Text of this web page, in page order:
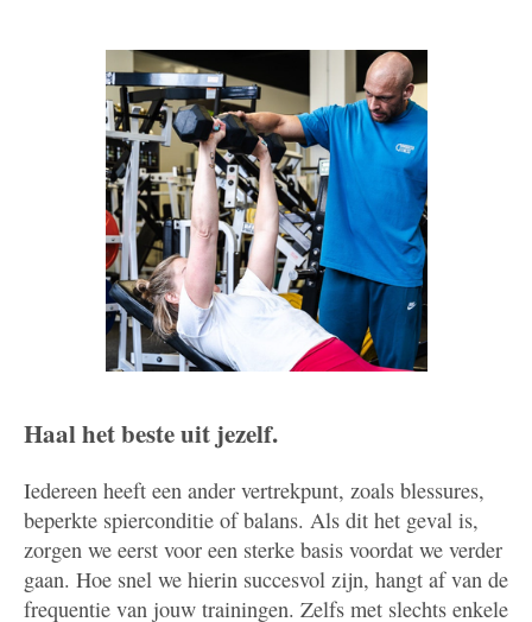
Haal het beste uit jezelf.
Iedereen heeft een ander vertrekpunt, zoals blessures,
beperkte spierconditie of balans. Als dit het geval is,
zorgen we eerst voor een sterke basis voordat we verder
gaan. Hoe snel we hierin succesvol zijn, hangt af van de
frequentie van jouw trainingen. Zelfs met slechts enkele